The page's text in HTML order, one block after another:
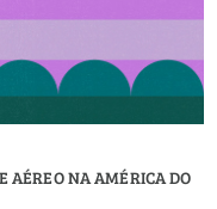
AÉREO NA AMÉRICA DO